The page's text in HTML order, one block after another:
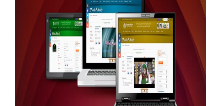
Departments
Our Websites